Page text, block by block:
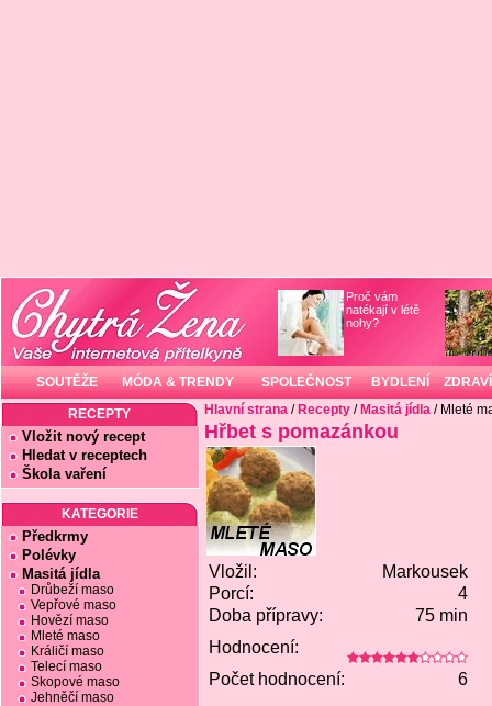
Proč vám
natékají v létě
nohy?
SOUTĚŽE MÓDA & TRENDY SPOLEČNOST BYDLENÍ ZDRAVÍ
RECEPTY
Vložit nový recept
Hledat v receptech
Škola vaření
KATEGORIE
Předkrmy
Polévky
Masitá jídla
Drůbeží maso
Vepřové maso
Hovězí maso
Mleté maso
Králičí maso
Telecí maso
Skopové maso
Jehněčí maso
Hlavní strana / Recepty / Masitá jídla / Mleté
Hřbet s pomazánkou
Vložil:
Markousek
Porcí:
4
Doba přípravy:
75 min
Hodnocení:
Počet hodnocení:
6